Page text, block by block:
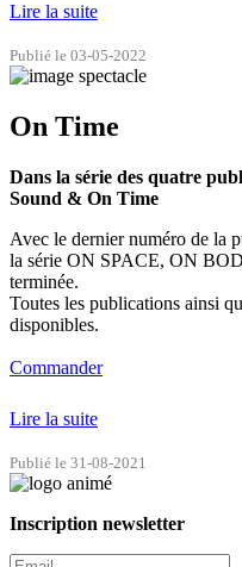
Lire la suite
Publié le 03-05-2022
On Time
Dans la série des quatre
Sound & On Time
Avec le dernier numéro de la
la série ON SPACE, ON
terminée.
Toutes les publications ainsi
disponibles.
Commander
Lire la suite
Publié le 31-08-2021
Inscription newsletter